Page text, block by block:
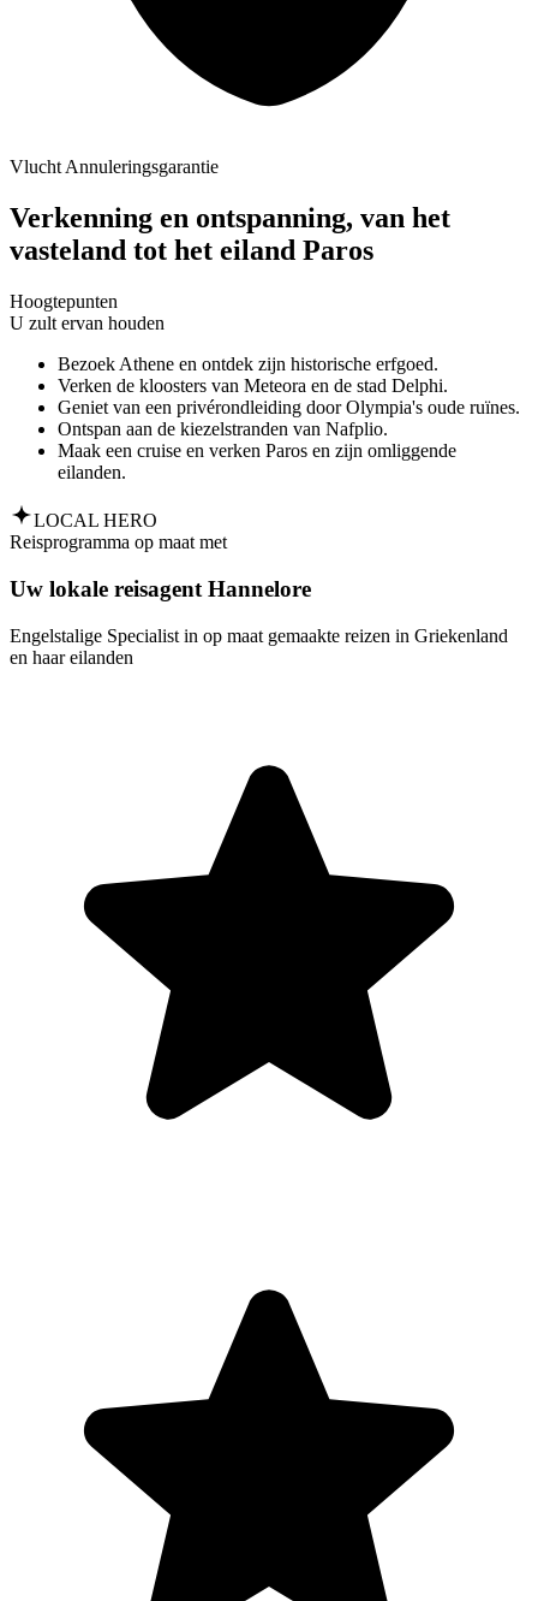
Vlucht Annuleringsgarantie
Verkenning en ontspanning, van het
vasteland tot het eiland Paros
Hoogtepunten
U zult ervan houden
Bezoek Athene en ontdek zijn historische erfgoed.
Verken de kloosters van Meteora en de stad Delphi.
Geniet van een privérondleiding door Olympia's oude ruïnes.
Ontspan aan de kiezelstranden van Nafplio.
Maak een cruise en verken Paros en zijn omliggende
eilanden.
LOCAL HERO
Reisprogramma op maat met
Uw lokale reisagent Hannelore
Engelstalige Specialist in op maat gemaakte reizen in Griekenland
en haar eilanden